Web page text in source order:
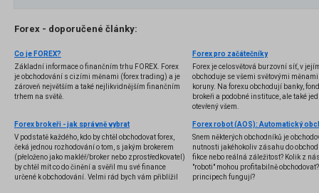
Forex - doporučené články:
Co je FOREX?
Základní informace o finančním trhu FOREX. Forex
je obchodování s cizími měnami (forex trading) a je
zároveň největším a také nejlikvidnějším finančním
trhem na světě.
Forex pro začátečníky
Forex je celosvětová burzovní síť, v
obchoduje se všemi světovými
koruny. Na forexu obchodují banky,
brokeři a podobné instituce, ale také
otevřený všem.
Forex brokeři - jak správně vybrat
V podstatě každého, kdo by chtěl obchodovat forex,
čeká jednou rozhodování o tom, s jakým brokerem
(přeloženo jako makléř/broker nebo zprostředkovatel)
by chtěl mít co do činění a svěřil mu své finance
určené k obchodování. Velmi rád bych vám přiblížil
Snem některých obchodníků je
nutnosti jakéhokoliv zásahu do
fikce nebo reálná záležitost? Kolik z
"roboti" mohou profitabilně
principech fungují?